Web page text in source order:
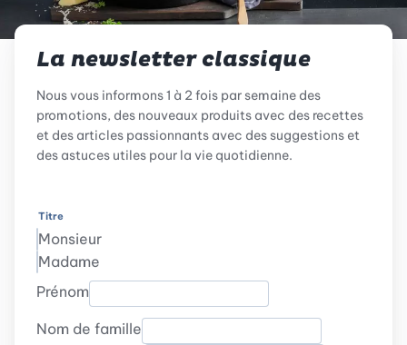
La newsletter classique
Nous vous informons 1 à 2 fois par semaine des
promotions, des nouveaux produits avec des recettes
et des articles passionnants avec des suggestions et
des astuces utiles pour la vie quotidienne.
Titre
Monsieur
Madame
Prénom
Nom de famille